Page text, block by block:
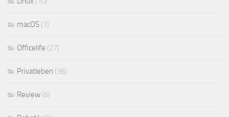
macOS (1)
Officelife (27)
Privatleben (36)
Review (6)